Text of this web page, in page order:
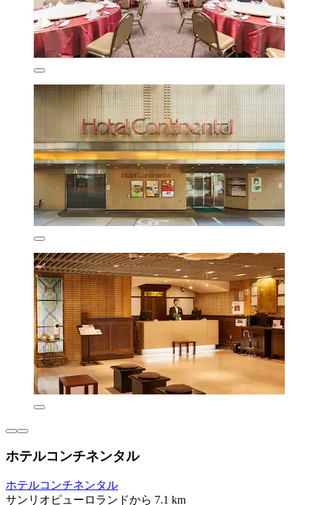
ホテルコンチネンタル
ホテルコンチネンタル
サンリオピューロランドから 7.1 km